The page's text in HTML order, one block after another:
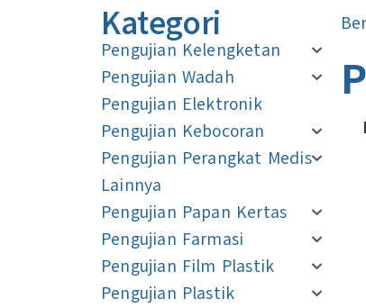
Kategori
Pengujian Kelengketan
Pengujian Wadah
Pengujian Elektronik
Pengujian Kebocoran
Pengujian Perangkat Medis
Lainnya
Pengujian Papan Kertas
Pengujian Farmasi
Pengujian Film Plastik
Pengujian Plastik